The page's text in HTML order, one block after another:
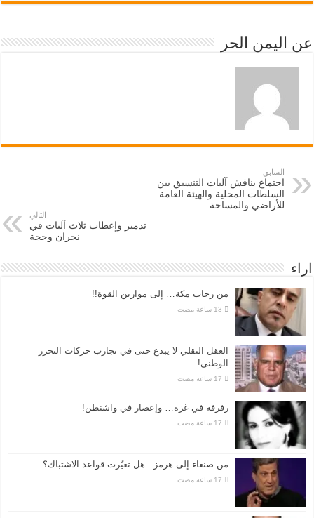
عن اليمن الحر
السابق
اجتماع يناقش آليات التنسيق بين
السلطات المحلية والهيئة العامة
للأراضي والمساحة
التالي
تدمير وإعطاب ثلاث آليات في
نجران وحجة
اراء
من رحاب مكة… إلى موازين القوة!!
العقل النقلي لا يبدع حتى في تجارب حركات التحرر
الوطني!
رفرفة في غزة… وإعصار في واشنطن!
من صنعاء إلى هرمز.. هل تغيّرت قواعد الاشتباك؟